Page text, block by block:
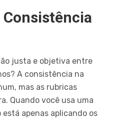
justa e objetiva entre
A consistência na
mas as rubricas
Quando você usa uma
apenas aplicando os